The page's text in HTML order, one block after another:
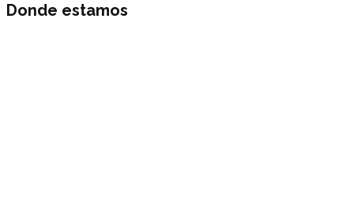
Donde estamos